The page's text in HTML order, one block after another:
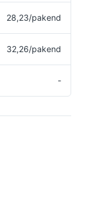
28,23/pakend
32,26/pakend
-